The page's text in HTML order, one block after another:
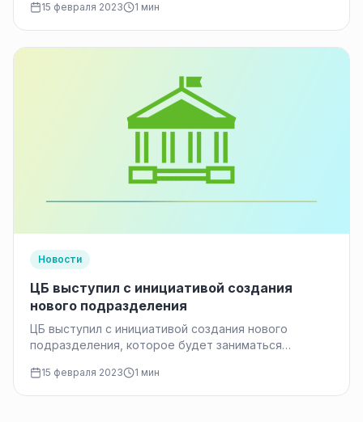
756 000 мошеннических телефонных номеров, что…
15 февраля 2023 1 мин
Новости
ЦБ выступил с инициативой создания
нового подразделения
ЦБ выступил с инициативой создания нового
подразделения, которое будет заниматься
в связи с санкциями против России, такими…
15 февраля 2023 1 мин